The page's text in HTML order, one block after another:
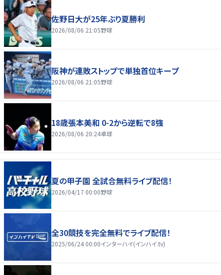
佐野日大が25年ぶり夏勝利
2026/08/06 21:05野球
阪神が連敗ストップで単独首位キープ
2026/08/06 21:05野球
18歳張本美和 0-2から逆転で8強
2026/08/06 20:24卓球
夏の甲子園 全試合無料ライブ配信！
2026/04/17 00:00野球
全30競技を完全無料でライブ配信！
2025/06/24 00:00インターハイ(インハイ.tv)